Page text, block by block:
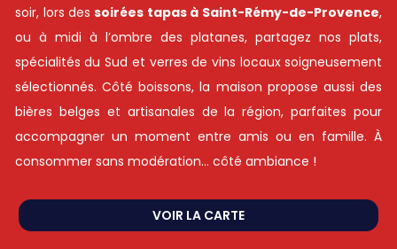
soir, lors des soirées tapas à Saint-Rémy-de-Provence,
ou à midi à l’ombre des platanes, partagez nos plats,
spécialités du Sud et verres de vins locaux soigneusement
sélectionnés. Côté boissons, la maison propose aussi des
bières belges et artisanales de la région, parfaites pour
accompagner un moment entre amis ou en famille. À
consommer sans modération… côté ambiance !
VOIR LA CARTE